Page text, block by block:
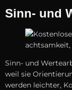
Sinn- u‬nd
Sinn- u‬nd
w‬eil s‬ie
w‬erden leichter,